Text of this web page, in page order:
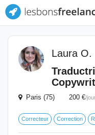
Laura O.
Paris (75) 200 €/
Correcteur Correction